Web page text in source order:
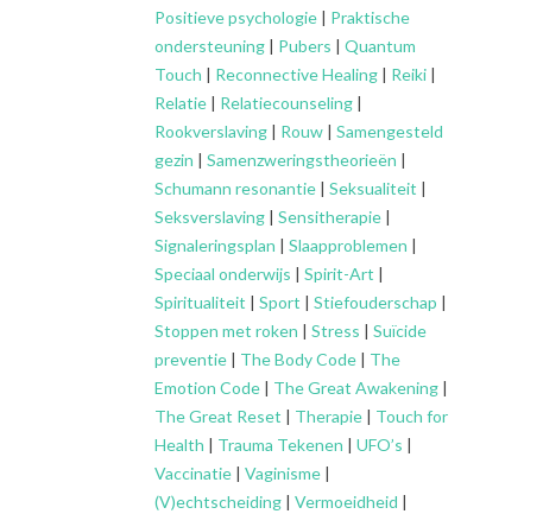
Positieve psychologie | Praktische
ondersteuning | Pubers | Quantum
Touch | Reconnective Healing | Reiki |
Relatie | Relatiecounseling |
Rookverslaving | Rouw | Samengesteld
gezin | Samenzweringstheorieën |
Schumann resonantie | Seksualiteit |
Seksverslaving | Sensitherapie |
Signaleringsplan | Slaapproblemen |
Speciaal onderwijs | Spirit-Art |
Spiritualiteit | Sport | Stiefouderschap |
Stoppen met roken | Stress | Suïcide
preventie | The Body Code | The
Emotion Code | The Great Awakening |
The Great Reset | Therapie | Touch for
Health | Trauma Tekenen | UFO’s |
Vaccinatie | Vaginisme |
(V)echtscheiding | Vermoeidheid |